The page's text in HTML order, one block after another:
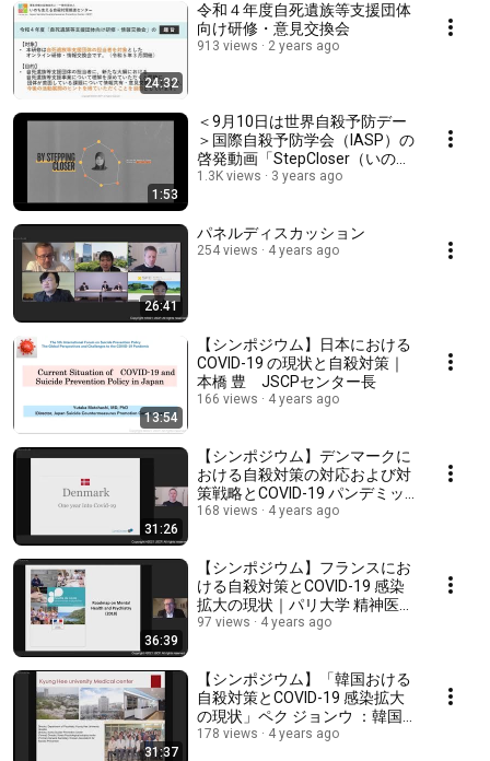
24:32
令和４年度自死遺族等支援団体
向け研修・意見交換会
913 views 2 years ago
1:53
＜9月10日は世界自殺予防デー
＞国際自殺予防学会（IASP）の
啓発動画「StepCloser（いのち
支える一歩を）」日本語版（い
1.3K views 3 years ago
26:41
パネルディスカッション
254 views 4 years ago
13:54
【シンポジウム】日本における
COVID-19 の現状と自殺対策｜
本橋 豊 JSCPセンター長
166 views 4 years ago
31:26
【シンポジウム】デンマークに
おける自殺対策の対応および対
策戦略とCOVID-19 パンデミッ
ク禍の保健医療制度｜デンマー
ン トフト
168 views 4 years ago
36:39
【シンポジウム】フランスにお
ける自殺対策とCOVID-19 感染
拡大の現状｜パリ大学 精神医学
教授ファブリス・ジョラン（フ
97 views 4 years ago
31:37
【シンポジウム】「韓国おける
自殺対策とCOVID-19 感染拡大
の現状」ペク ジョンウ ：韓国
中央自殺予防センター長（韓
178 views 4 years ago